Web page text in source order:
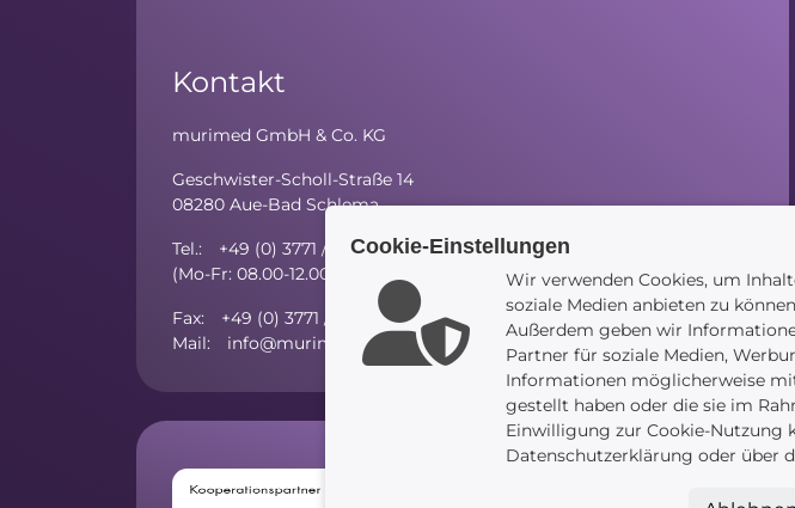
Kontakt
murimed GmbH & Co. KG
Geschwister-Scholl-Straße 14
08280 Aue-Bad Schlema
Tel.: +49 (0) 3771 / 59 81 - 10
(Mo-Fr: 08.00-12.00 Uhr; Mo/Di/Do: 13.00-15.00 Uhr)
Fax: +49 (0) 3771 / 27 52 97 - 5
Mail: info@murimed.de
Cookie-Einstellungen
Wir verwenden Cookies, um
soziale Medien anbieten zu
Außerdem geben wir
Partner für soziale Medien,
Informationen möglicherweise
gestellt haben oder die sie im
Einwilligung zur Cookie-Nutzung
Datenschutzerklärung oder über